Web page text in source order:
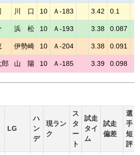
川 口 10 Ａ-183 3.42 0.1
浜 松 10 Ａ-193 3.38 0.087
伊勢崎 10 Ａ-204 3.38 0.091
山 陽 10 Ａ-185 3.39 0.098
LG
ハ
ン
デ
現ラン
ク
ス
タ
ー
ト
試走
タイ
ム
試走
偏差
選
手
短
評